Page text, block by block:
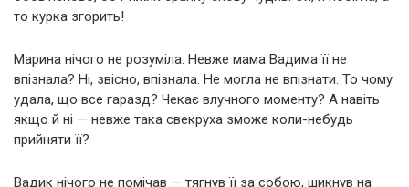
то курка згорить!
Марина нічого не розуміла. Невже мама Вадима її не
впізнала? Ні, звісно, впізнала. Не могла не впізнати. То чому
удала, що все гаразд? Чекає влучного моменту? А навіть
якщо й ні — невже така свекруха зможе коли-небудь
прийняти її?
Вадик нічого не помічав — тягнув її за собою, шикнув на